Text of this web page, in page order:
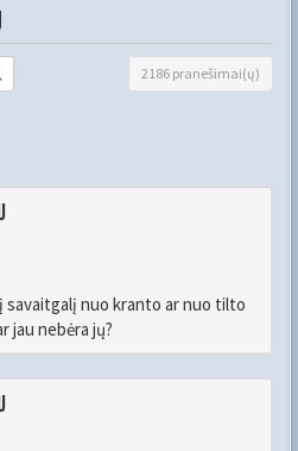
2186 pranešimai(ų)
savaitgalį nuo kranto ar nuo tilto
jau nebėra jų?